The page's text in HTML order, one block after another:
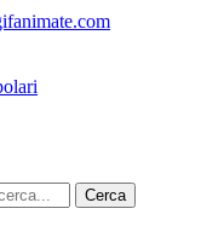
Cerca